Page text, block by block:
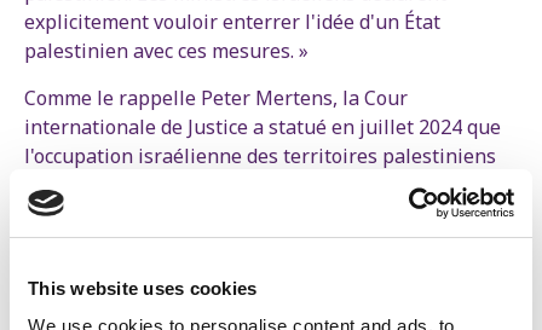
This website uses cookies
We use cookies to personalise content and ads, to
explicitement vouloir enterrer l'idée d'un État
palestinien avec ces mesures. »
Comme le rappelle Peter Mertens, la Cour
internationale de Justice a statué en juillet 2024 que
l'occupation israélienne des territoires palestiniens
est illégale : « Une résolution de l'Assemblée générale
des Nations unies a ensuite donné à Israël un an
pour mettre fin à l'occupation. Au lieu de cela, nous
politiques de colonisation. »